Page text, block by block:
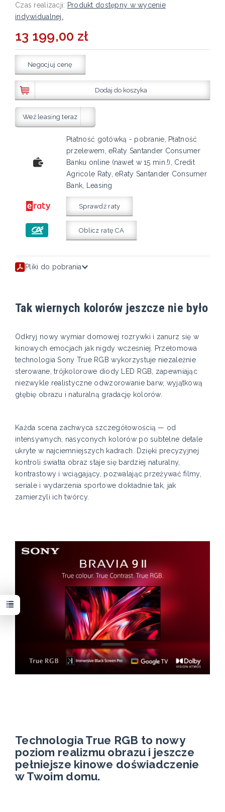
Czas realizacji: Produkt dostępny w wycenie
indywidualnej.
13 199,00 zł
Negocjuj cenę
Dodaj do koszyka
Weź leasing teraz
Płatność gotówką - pobranie, Płatność
przelewem, eRaty Santander Consumer
Banku online (nawet w 15 min.!), Credit
Agricole Raty, eRaty Santander Consumer
Bank, Leasing
Sprawdź raty
Oblicz ratę CA
Pliki do pobrania
Tak wiernych kolorów jeszcze nie było
Odkryj nowy wymiar domowej rozrywki i zanurz się w
kinowych emocjach jak nigdy wcześniej. Przełomowa
technologia Sony True RGB wykorzystuje niezależnie
sterowane, trójkolorowe diody LED RGB, zapewniając
niezwykle realistyczne odwzorowanie barw, wyjątkową
głębię obrazu i naturalną gradację kolorów.
Każda scena zachwyca szczegółowością — od
intensywnych, nasyconych kolorów po subtelne detale
ukryte w najciemniejszych kadrach. Dzięki precyzyjnej
kontroli światła obraz staje się bardziej naturalny,
kontrastowy i wciągający, pozwalając przeżywać filmy,
seriale i wydarzenia sportowe dokładnie tak, jak
zamierzyli ich twórcy.
Technologia True RGB to nowy
poziom realizmu obrazu i jeszcze
pełniejsze kinowe doświadczenie
w Twoim domu.